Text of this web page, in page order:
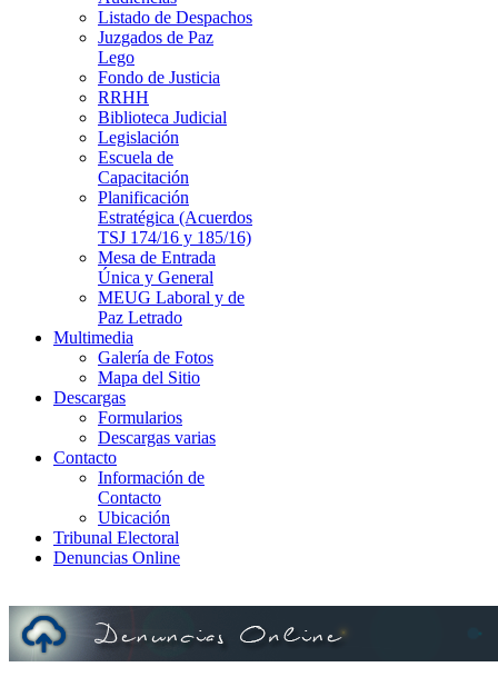
Listado de Despachos
Juzgados de Paz
Lego
Fondo de Justicia
RRHH
Biblioteca Judicial
Legislación
Escuela de
Capacitación
Planificación
Estratégica (Acuerdos
TSJ 174/16 y 185/16)
Mesa de Entrada
Única y General
MEUG Laboral y de
Paz Letrado
Multimedia
Galería de Fotos
Mapa del Sitio
Descargas
Formularios
Descargas varias
Contacto
Información de
Contacto
Ubicación
Tribunal Electoral
Denuncias Online